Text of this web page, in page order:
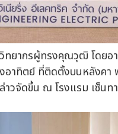
ยากรผู้ทรงคุณวุฒิ โดยอ
าทิตย์ ที่ติดตั้งบนหลังคา
วจัดขึ้น ณ โรงแรม เซ็น